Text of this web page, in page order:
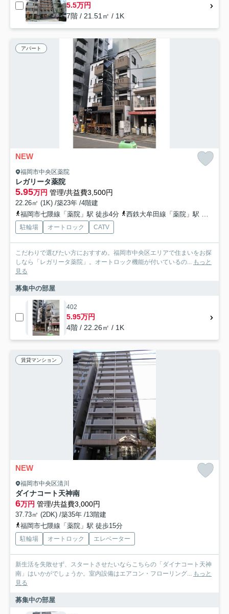
5.5万円
7階 / 21.51㎡ / 1K
アパート
NEW
福岡市中央区薬院
レガリータ薬院
5.95万円 管理/共益費3,500円
22.26㎡ (1K) /築23年 /4階建
福岡市七隈線「薬院」駅 徒歩4分
西鉄大牟田線「薬院」駅 徒歩4分
駐輪場 オートロック CATV
こだわりで選びたい方におすすめ。福岡市中央区エリアで住まいをお探
しなら「レガリータ薬院」。オートロック機能が付いているの...
もっと
見る
募集中の部屋
402
5.95万円
4階 / 22.26㎡ / 1K
賃貸マンション
NEW
福岡市中央区清川
ダイナコート天神南
6万円 管理/共益費3,000円
37.73㎡ (2DK) /築35年 /13階建
福岡市七隈線「薬院」駅 徒歩15分
駐輪場 オートロック エレベーター
新生活を失敗せず、スタートさせたいならこちらの「ダイナコート天神
南」はいかがでしょうか。室内設備はエアコン・フローリング...
もっと
見る
募集中の部屋